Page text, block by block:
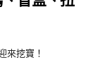
來挖寶！